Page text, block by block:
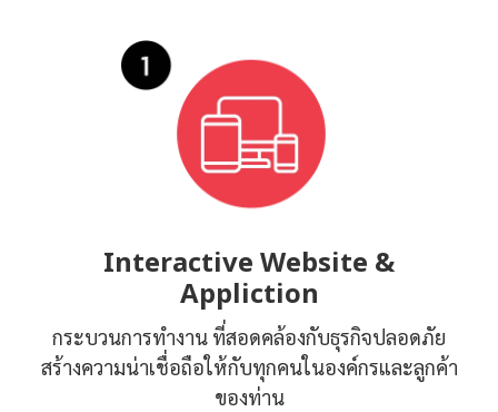
Interactive Website &
Appliction
กระบวนการทำงาน ที่สอดคล้องกับธุรกิจปลอดภัย
สร้างความน่าเชื่อถือให้กับทุกคนในองค์กรและลูกค้า
ของท่าน